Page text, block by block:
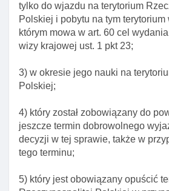
tylko do wjazdu na terytorium
Polskiej i pobytu na tym
którym mowa w art. 60 cel
wizy krajowej ust. 1 pkt 23;
3) w okresie jego nauki na
Polskiej;
4) który został zobowiązany do
jeszcze termin dobrowolnego
decyzji w tej sprawie, także w
tego terminu;
5) który jest obowiązany opuścić
Art. 185c. Cofnięcie
udzielonego ze względu na
Rozdział 11. Zezwolenie na pobyt
Art. 186. Przesłanki
zezwolenia na pobyt czasowy
Art. 187. Przesłanki
zezwolenia na pobyt czasowy
okolicznośCI
czasowy ze względu na inne